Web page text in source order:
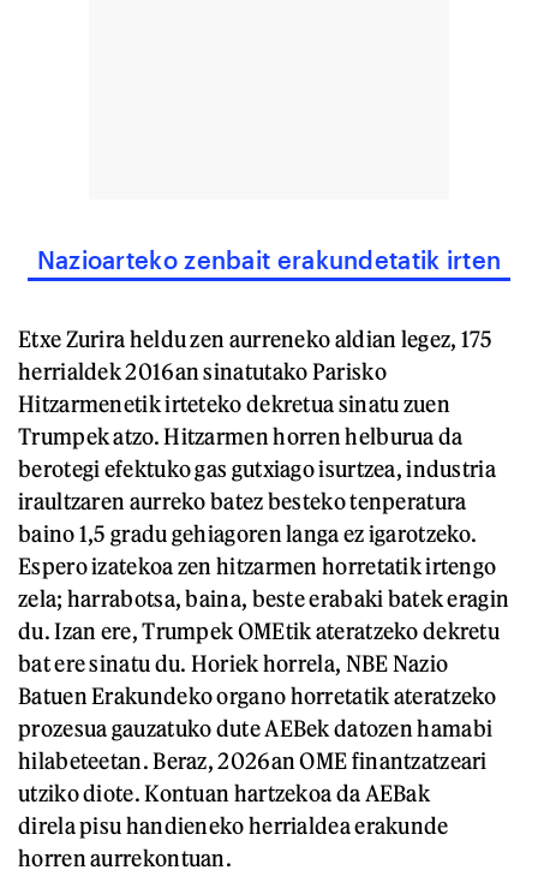
Nazioarteko zenbait erakundetatik irten
Etxe Zurira heldu zen aurreneko aldian legez, 175
herrialdek 2016an sinatutako Parisko
Hitzarmenetik irteteko dekretua sinatu zuen
Trumpek atzo. Hitzarmen horren helburua da
berotegi efektuko gas gutxiago isurtzea, industria
iraultzaren aurreko batez besteko tenperatura
baino 1,5 gradu gehiagoren langa ez igarotzeko.
Espero izatekoa zen hitzarmen horretatik irtengo
zela; harrabotsa, baina, beste erabaki batek eragin
du. Izan ere, Trumpek OMEtik ateratzeko dekretu
bat ere sinatu du. Horiek horrela, NBE Nazio
Batuen Erakundeko organo horretatik ateratzeko
prozesua gauzatuko dute AEBek datozen hamabi
hilabeteetan. Beraz, 2026an OME finantzatzeari
utziko diote. Kontuan hartzekoa da AEBak
direla pisu handieneko herrialdea erakunde
horren aurrekontuan.